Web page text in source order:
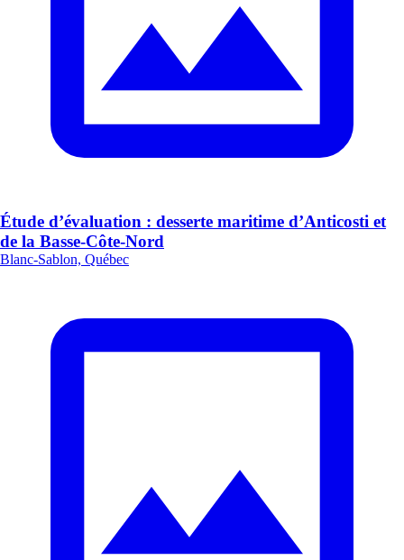
Étude d’évaluation : desserte maritime d’Anticosti et
de la Basse-Côte-Nord
Blanc-Sablon, Québec